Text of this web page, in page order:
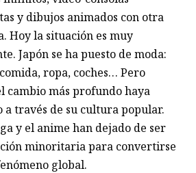
y dibujos animados con otra
Hoy la situación es muy
Japón se ha puesto de moda:
ropa, coches… Pero
cambio más profundo haya
a través de su cultura popular.
y el anime han dejado de ser
minoritaria para convertirse
global.